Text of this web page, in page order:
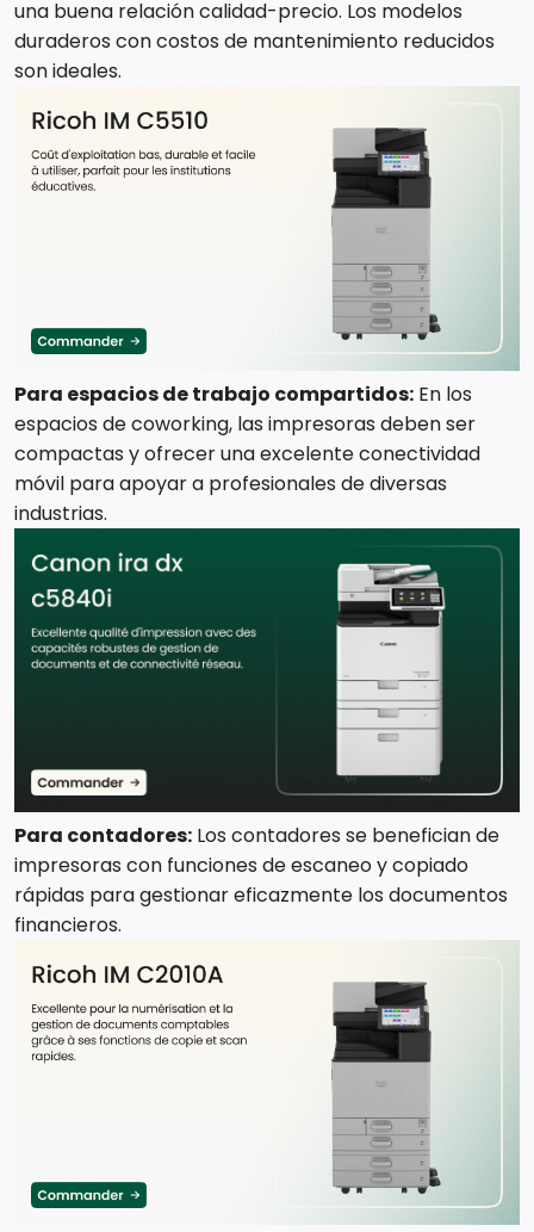
una buena relación calidad-precio. Los modelos
duraderos con costos de mantenimiento reducidos
son ideales.
Para espacios de trabajo compartidos: En los
espacios de coworking, las impresoras deben ser
compactas y ofrecer una excelente conectividad
móvil para apoyar a profesionales de diversas
industrias.
Para contadores: Los contadores se benefician de
impresoras con funciones de escaneo y copiado
rápidas para gestionar eficazmente los documentos
financieros.